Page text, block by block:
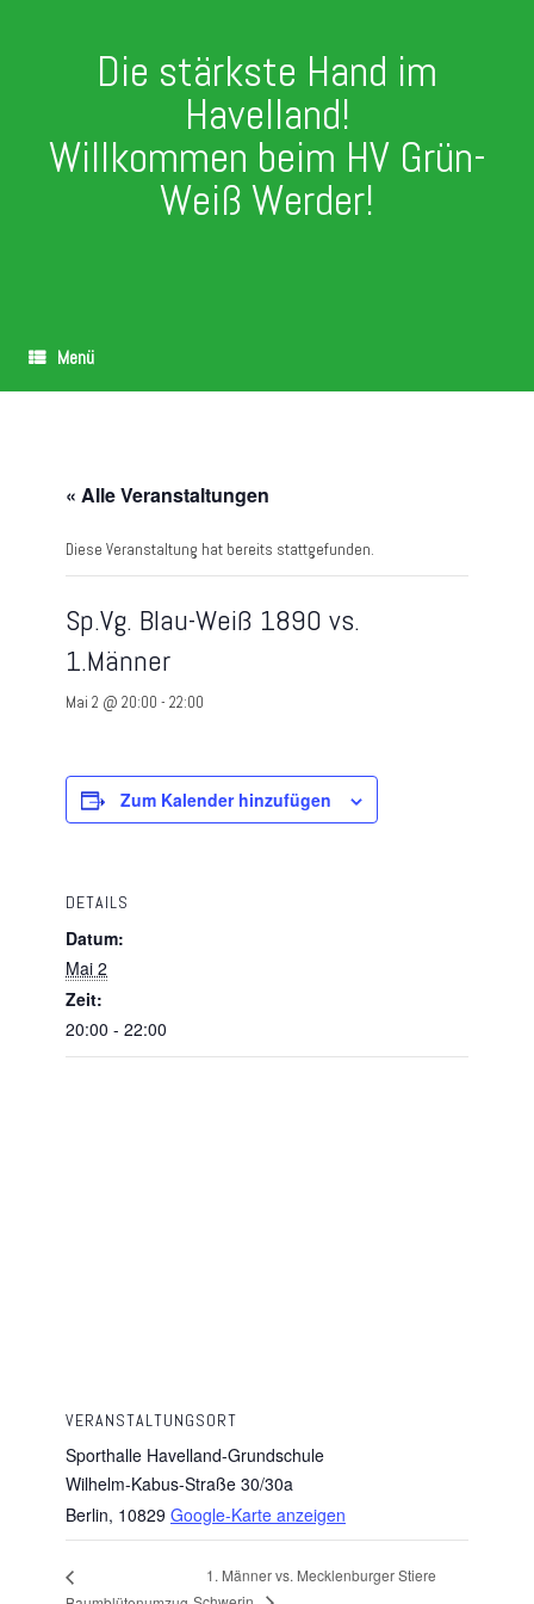
Die stärkste Hand im
Havelland!
Willkommen beim HV Grün-
Weiß Werder!
Menü
« Alle Veranstaltungen
Diese Veranstaltung hat bereits stattgefunden.
Sp.Vg. Blau-Weiß 1890 vs.
1.Männer
Mai 2 @ 20:00 - 22:00
Zum Kalender hinzufügen
DETAILS
Datum:
Mai 2
Zeit:
20:00 - 22:00
VERANSTALTUNGSORT
Sporthalle Havelland-Grundschule
Wilhelm-Kabus-Straße 30/30a
Berlin, 10829 Google-Karte anzeigen
1. Männer vs. Mecklenburger Stiere